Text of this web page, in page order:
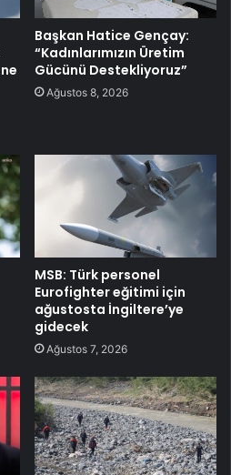
Başkan Hatice Gençay:
“Kadınlarımızın Üretim
Gücünü Destekliyoruz”
Ağustos 8, 2026
MSB: Türk personel
Eurofighter eğitimi için
ağustosta İngiltere’ye
gidecek
Ağustos 7, 2026